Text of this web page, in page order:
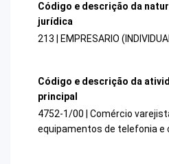
Código e descrição da
jurídica
213 | EMPRESARIO
Código e descrição da
principal
4752-1/00 | Comércio
equipamentos de telefonia e